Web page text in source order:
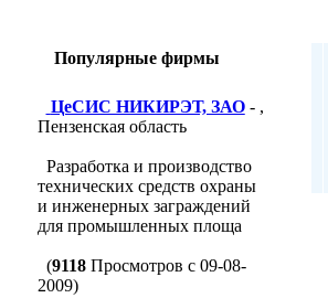
Популярные фирмы
ЦеСИС НИКИРЭТ, ЗАО- ,
Пензенская область
Разработка и производство
технических средств охраны
и инженерных заграждений
для промышленных площа
(9118Просмотров с 09-08-
2009)